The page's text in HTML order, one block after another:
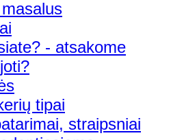
- atsakome
tipai
straipsniai